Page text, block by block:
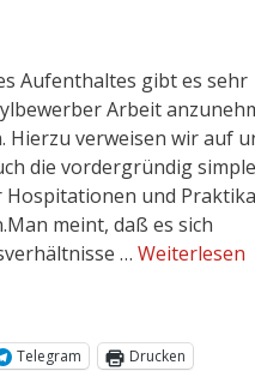
Aufenthaltes gibt es sehr
Arbeit
verweisen wir auf
die vordergründig
und
meint, daß es sich
… Weiterlesen
Telegram Drucken